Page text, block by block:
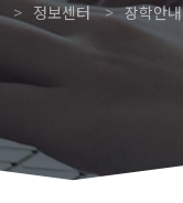
정보센터 장학안내